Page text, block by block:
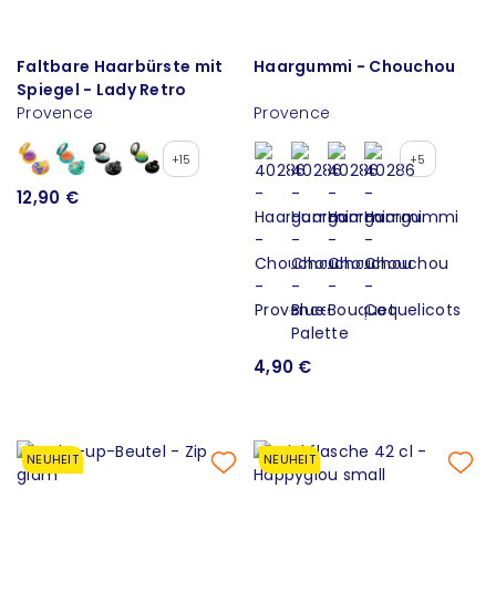
Faltbare Haarbürste mit
Spiegel - Lady Retro
Provence
+15
12,90 €
Haargummi - Chouchou
Provence
+5
4,90 €
NEUHEIT NEUHEIT